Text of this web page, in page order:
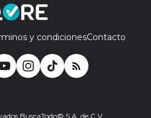
y condicionesContacto
BuscaTodo© S.A. de C.V.